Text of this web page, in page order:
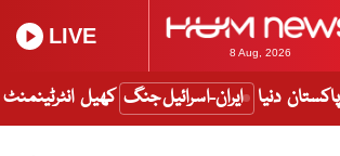
8 Aug, 2026
LIVE
پاکستان دنیا ایران-اسرائیل جنگ کھیل انٹرٹینمنٹ